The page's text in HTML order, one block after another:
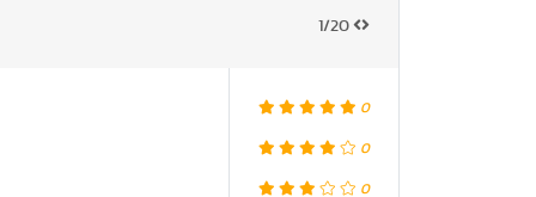
1/20
0
0
0